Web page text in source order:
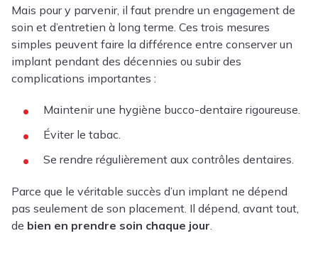
Mais pour y parvenir, il faut prendre un engagement de
soin et d’entretien à long terme. Ces trois mesures
simples peuvent faire la différence entre conserver un
implant pendant des décennies ou subir des
complications importantes :
Maintenir une hygiène bucco-dentaire rigoureuse.
Éviter le tabac.
Se rendre régulièrement aux contrôles dentaires.
Parce que le véritable succès d’un implant ne dépend
pas seulement de son placement. Il dépend, avant tout,
de bien en prendre soin chaque jour.